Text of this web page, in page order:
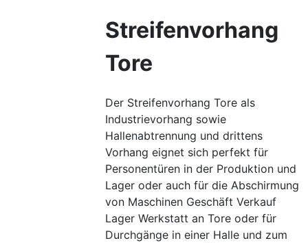
Streifenvorhang
Tore
Der Streifenvorhang Tore als
Industrievorhang sowie
Hallenabtrennung und drittens
Vorhang eignet sich perfekt für
Personentüren in der Produktion und
Lager oder auch für die Abschirmung
von Maschinen Geschäft Verkauf
Lager Werkstatt an Tore oder für
Durchgänge in einer Halle und zum